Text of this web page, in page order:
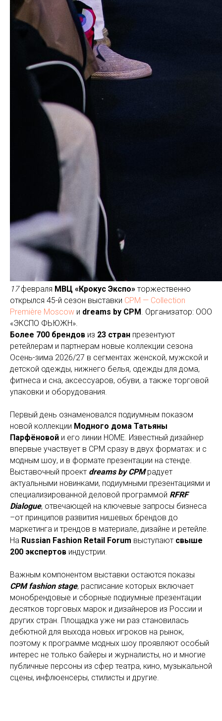
17февраля МВЦ «Крокус Экспо» торжественно
открылся 45-й сезон выставки CPM — Collection
Première Moscow и dreams by CPM. Организатор: ООО
«ЭКСПО ФЬЮЖН».
Более 700 брендов из 23 стран презентуют
ретейлерам и партнерам новые коллекции сезона
Осень-зима 2026/27 в сегментах женской, мужской и
детской одежды, нижнего белья, одежды для дома,
фитнеса и сна, аксессуаров, обуви, а также торговой
упаковки и оборудования.
Первый день ознаменовался подиумным показом
новой коллекции Модного дома Татьяны
Парфёновой и его линии HOME. Известный дизайнер
впервые участвует в CPM сразу в двух форматах: и с
модным шоу, и в формате презентации на стенде.
Выставочный проект dreams by CPMрадует
актуальными новинками, подиумными презентациями и
специализированной деловой программой RFRF
Dialogue, отвечающей на ключевые запросы бизнеса
–от принципов развития нишевых брендов до
маркетинга и трендов в материале, дизайне и ретейле.
На Russian Fashion Retail Forum выступают свыше
200 экспертов индустрии.
Важным компонентом выставки остаются показы
CPM fashion stage, расписание которых включает
монобрендовые и сборные подиумные презентации
десятков торговых марок и дизайнеров из России и
других стран. Площадка уже ни раз становилась
дебютной для выхода новых игроков на рынок,
поэтому к программе модных шоу проявляют особый
интерес не только байеры и журналисты, но и многие
публичные персоны из сфер театра, кино, музыкальной
сцены, инфлюенсеры, стилисты и другие.